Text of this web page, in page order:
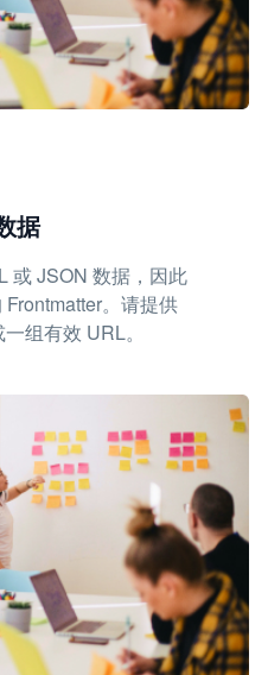
据
或 JSON 数据，因此
。请提供
组有效 URL。